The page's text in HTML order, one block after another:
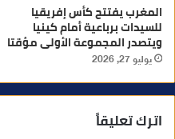
المغرب يفتتح كأس إفريقيا
للسيدات برباعية أمام كينيا
ويتصدر المجموعة الأولى مؤقتا
يوليو 27, 2026
اترك تعليقاً